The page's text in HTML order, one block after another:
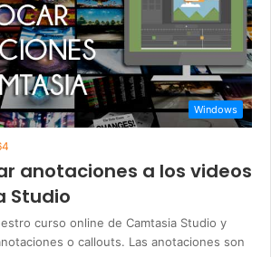
Windows
anotaciones a los videos
Studio
curso online de Camtasia Studio y
o callouts. Las anotaciones son